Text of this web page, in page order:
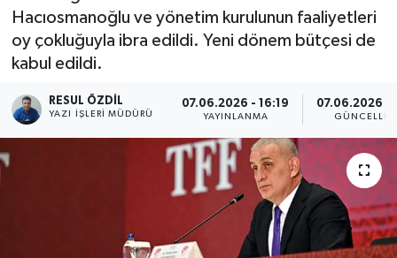
Hacıosmanoğlu ve yönetim kurulunun faaliyetleri
oy çokluğuyla ibra edildi. Yeni dönem bütçesi de
kabul edildi.
RESUL ÖZDIL
YAZI İŞLERI MÜDÜRÜ
07.06.2026 - 16:19
YAYINLANMA
07.06.2026 -